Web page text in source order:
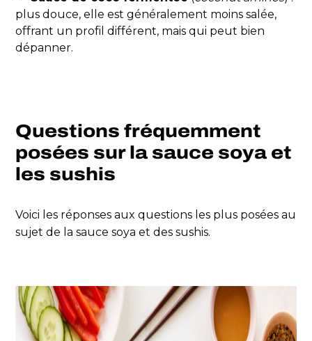
plus douce, elle est généralement moins salée,
offrant un profil différent, mais qui peut bien
dépanner.
Questions fréquemment
posées sur la sauce soya et
les sushis
Voici les réponses aux questions les plus posées au
sujet de la sauce soya et des sushis.